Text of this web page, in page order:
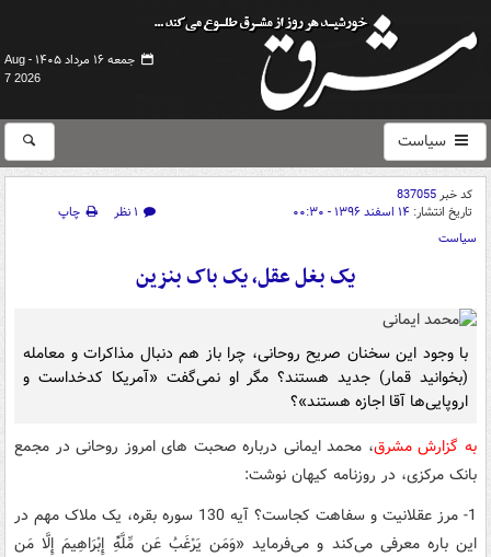
جمعه ۱۶ مرداد ۱۴۰۵ -
Aug
7 2026
سیاست
کد خبر837055
تاریخ انتشار: ۱۴ اسفند ۱۳۹۶ - ۰۰:۳۰ ۱ نظر
چاپ
سیاست
یک بغل عقل، یک باک بنزین
با وجود این سخنان صریح روحانی، چرا باز هم دنبال مذاکرات و معامله
(بخوانید قمار) جدید هستند؟ مگر او نمی‌گفت «آمریکا کدخداست و
اروپایی‌ها آقا اجازه هستند»؟
به گزارش مشرق، محمد ایمانی درباره صحبت های امروز روحانی در مجمع
بانک مرکزی، در روزنامه کیهان نوشت:
1- مرز عقلانیت و سفاهت کجاست؟ آیه 130 سوره بقره، یک ملاک مهم در
این باره معرفی می‌کند و می‌فرماید «وَمَن یَرْغَبُ عَن مِّلَّهًِْ إِبْرَاهِیمَ إِلَّا مَن